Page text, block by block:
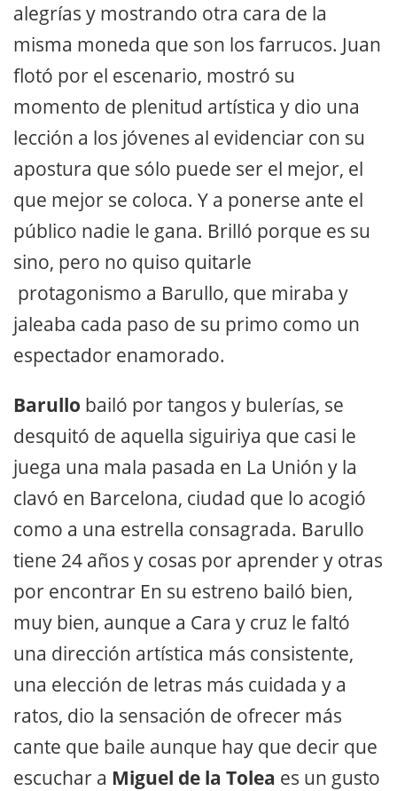
alegrías y mostrando otra cara de la
misma moneda que son los farrucos. Juan
flotó por el escenario, mostró su
momento de plenitud artística y dio una
lección a los jóvenes al evidenciar con su
apostura que sólo puede ser el mejor, el
que mejor se coloca. Y a ponerse ante el
público nadie le gana. Brilló porque es su
sino, pero no quiso quitarle
protagonismo a Barullo, que miraba y
jaleaba cada paso de su primo como un
espectador enamorado.
Barullo bailó por tangos y bulerías, se
desquitó de aquella siguiriya que casi le
juega una mala pasada en La Unión y la
clavó en Barcelona, ciudad que lo acogió
como a una estrella consagrada. Barullo
tiene 24 años y cosas por aprender y otras
por encontrar En su estreno bailó bien,
muy bien, aunque a Cara y cruz le faltó
una dirección artística más consistente,
una elección de letras más cuidada y a
ratos, dio la sensación de ofrecer más
cante que baile aunque hay que decir que
escuchar a Miguel de la Tolea es un gusto